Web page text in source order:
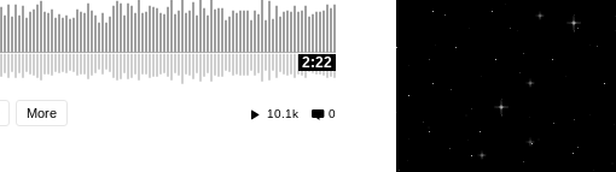
2:22
10.1k 0
More